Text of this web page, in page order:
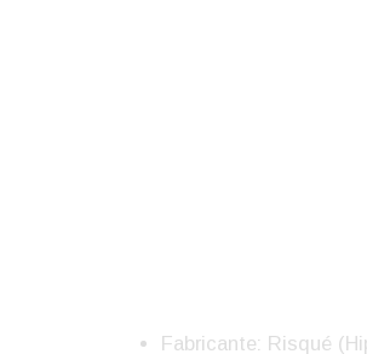
Fabricante: Risqué